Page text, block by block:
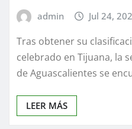
admin Jul 24,
Tras obtener su
celebrado en Tijuana, la
de Aguascalientes se
LEER MÁS